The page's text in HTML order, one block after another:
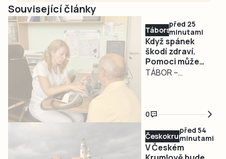
Související články
Táborsko
před 25
minutami
Když spánek
škodí zdraví.
Pomoci může
spánková
TÁBOR –
spavost nebo
zástavy dechu
během spánku
mohou být
0
Českokrumlovsko
před 54
minutami
V Českém